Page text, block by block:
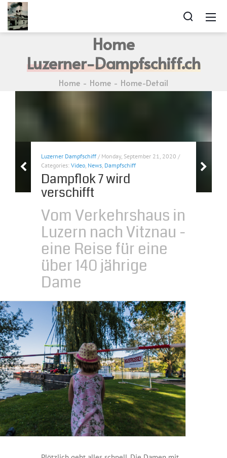
Home
Luzerner-Dampfschiff.ch
Home Home Home-Detail
Luzerner Dampfschiff / Monday, September 21, 2020 /
Categories:Video, News, Dampfschiff
Dampflok 7 wird
verschifft
Vom Verkehrshaus in
Luzern nach Vitznau -
eine Reise für eine
über 140 jährige
Dame